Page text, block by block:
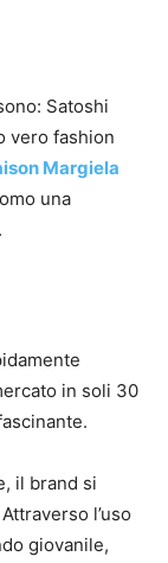
Satoshi
vero fashion
Margiela
una
in soli 30
il brand si
l’uso
giovanile,